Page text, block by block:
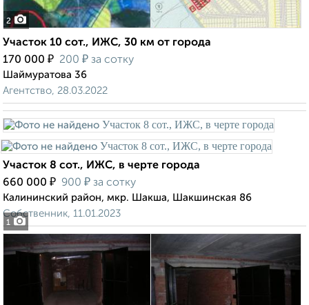
2
Участок 10 сот., ИЖС, 30 км от города
170 000 ₽ 200 ₽ за сотку
Шаймуратова 36
Агентство, 28.03.2022
1
Участок 8 сот., ИЖС, в черте города
660 000 ₽ 900 ₽ за сотку
Калининский район, мкр. Шакша, Шакшинская 86
Собственник, 11.01.2023